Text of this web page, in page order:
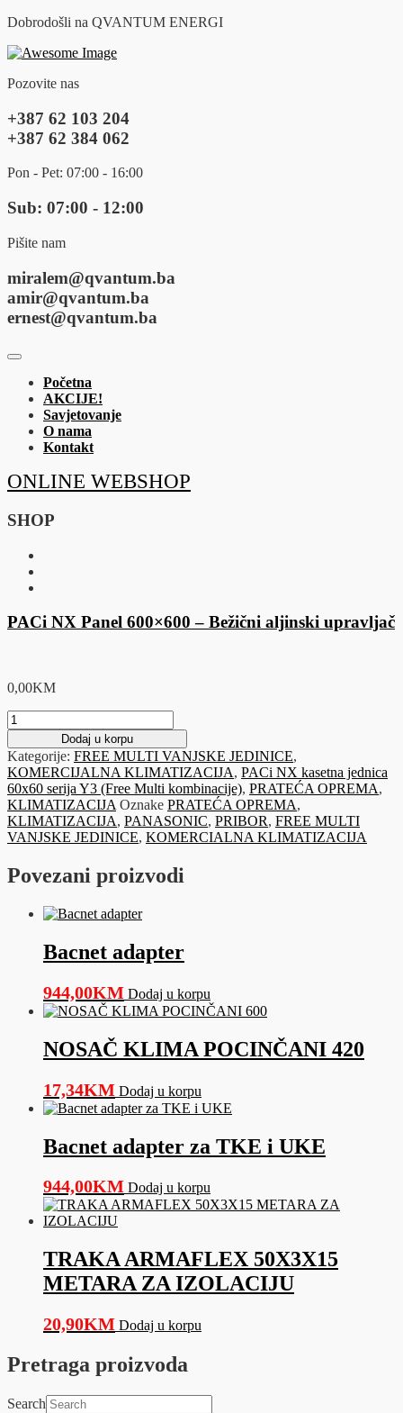
Dobrodošli na QVANTUM ENERGI
Pozovite nas
+387 62 103 204
+387 62 384 062
Pon - Pet: 07:00 - 16:00
Sub: 07:00 - 12:00
Pišite nam
miralem@qvantum.ba
amir@qvantum.ba
ernest@qvantum.ba
Početna
AKCIJE!
Savjetovanje
O nama
Kontakt
ONLINE WEBSHOP
SHOP
PACi NX Panel 600×600 – Bežični aljinski upravljač
0,00KM
PACi
NX
Panel
600x600
-
Bežični
aljinski
upravljač
količina
Dodaj u korpu
Kategorije: FREE MULTI VANJSKE JEDINICE,
KOMERCIJALNA KLIMATIZACIJA, PACi NX kasetna jednica
60x60 serija Y3 (Free Multi kombinacije), PRATEĆA OPREMA,
KLIMATIZACIJA Oznake PRATEĆA OPREMA,
KLIMATIZACIJA, PANASONIC, PRIBOR, FREE MULTI
VANJSKE JEDINICE, KOMERCIALNA KLIMATIZACIJA
Povezani proizvodi
Bacnet adapter
944,00KM Dodaj u korpu
NOSAČ KLIMA POCINČANI 420
17,34KM Dodaj u korpu
Bacnet adapter za TKE i UKE
944,00KM Dodaj u korpu
TRAKA ARMAFLEX 50X3X15
METARA ZA IZOLACIJU
20,90KM Dodaj u korpu
Pretraga proizvoda
Search